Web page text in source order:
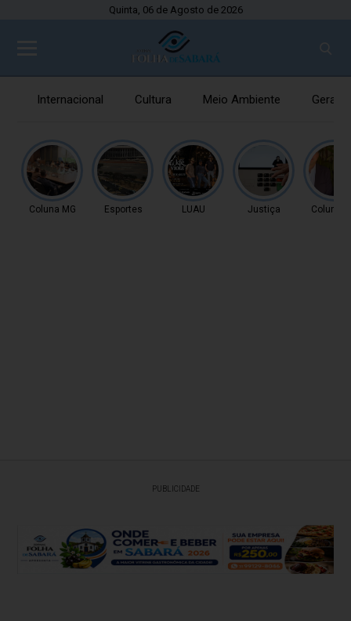
Quinta, 06 de Agosto de 2026
Internacional Cultura Meio Ambiente Gerais
Coluna MG Esportes LUAU Justiça Coluna
PUBLICIDADE